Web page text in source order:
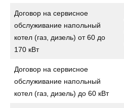
Договор на сервисное
обслуживание напольный
котел (газ, дизель) от 60 до
170 кВт
Договор на сервисное
обслуживание напольный
котел (газ, дизель) до 60 кВт